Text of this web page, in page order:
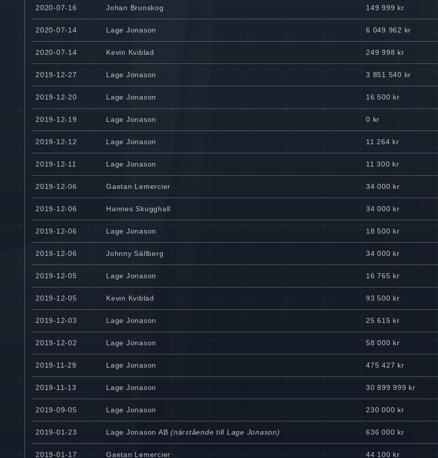
2020-07-16 Johan Brunskog 149 999 kr
2020-07-14 Lage Jonason 6 049 962 kr
2020-07-14 Kevin Kviblad 249 998 kr
2019-12-27 Lage Jonason 3 851 540 kr
2019-12-20 Lage Jonason 16 500 kr
2019-12-19 Lage Jonason 0 kr
2019-12-12 Lage Jonason 11 264 kr
2019-12-11 Lage Jonason 11 300 kr
2019-12-06 Gaetan Lemercier 34 000 kr
2019-12-06 Hannes Skugghall 34 000 kr
2019-12-06 Lage Jonason 18 500 kr
2019-12-06 Johnny Sällberg 34 000 kr
2019-12-05 Lage Jonason 16 765 kr
2019-12-05 Kevin Kviblad 93 500 kr
2019-12-03 Lage Jonason 25 615 kr
2019-12-02 Lage Jonason 58 000 kr
2019-11-29 Lage Jonason 475 427 kr
2019-11-13 Lage Jonason 30 899 999 kr
2019-09-05 Lage Jonason 230 000 kr
2019-01-23 Lage Jonason AB (närstående till Lage Jonason) 636 000 kr
2019-01-17 Gaetan Lemercier 44 100 kr